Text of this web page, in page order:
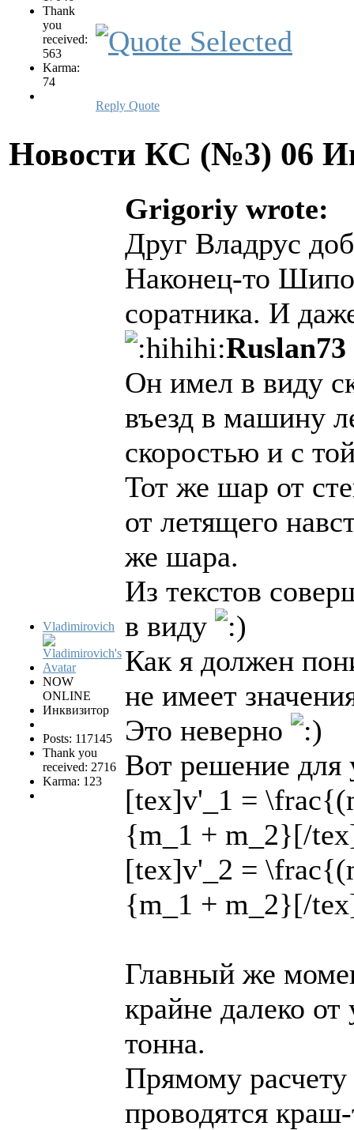
Thank
you
received:
563
Karma:
74
Reply Quote
Новости КС (№3) 06
Vladimirovich
NOW
ONLINE
Инквизитор
Posts: 117145
Thank you
received: 2716
Karma: 123
Grigoriy wrote:
Друг Владрус
Наконец-то
соратника. И
Он имел в виду
въезд в машину
скоростью и с
Тот же шар от
от летящего
же шара.
Из текстов
в виду
Как я должен
не имеет
Это неверно
Вот решение для
[tex]v'_1 =
{m_1 + m_2}[/
[tex]v'_2 =
{m_1 + m_2}[/
Главный же
крайне далеко
тонна.
Прямому
проводятся